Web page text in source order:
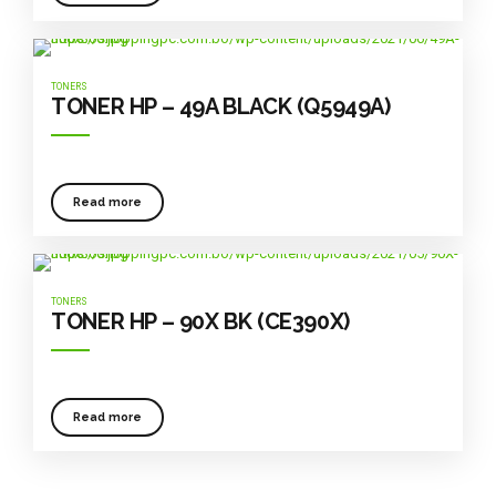
TONERS
TONER HP – 49A BLACK (Q5949A)
Read more
TONERS
TONER HP – 90X BK (CE390X)
Read more